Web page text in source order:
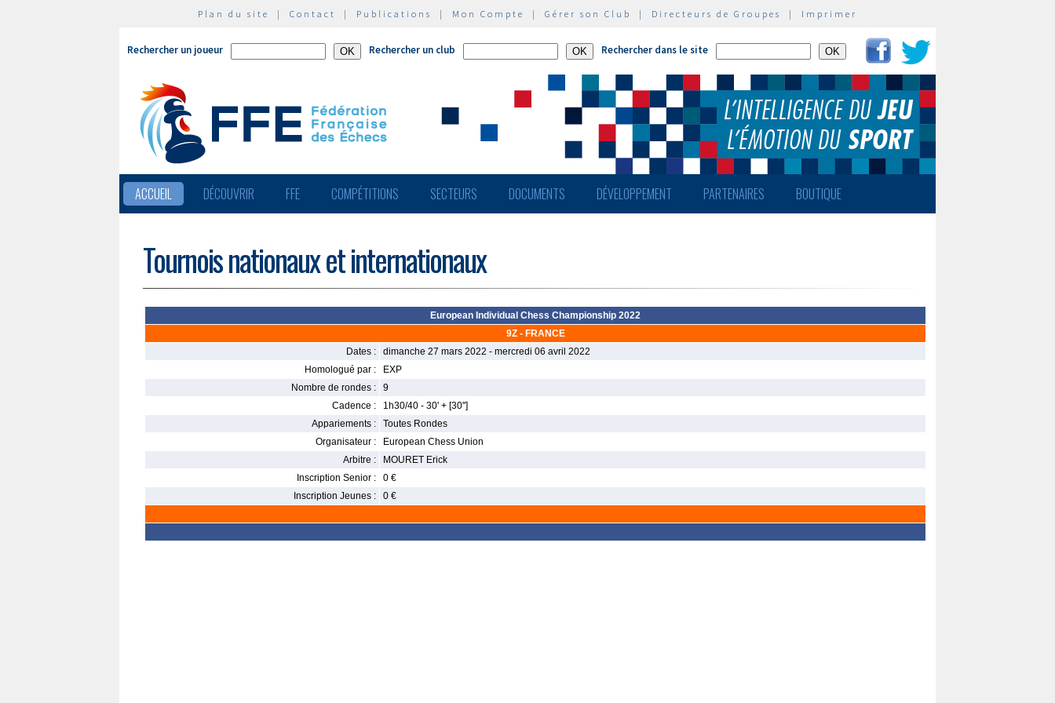
Plan du site | Contact | Publications | Mon Compte | Gérer son Club | Directeurs de Groupes | Imprimer
Rechercher un joueur Rechercher un club Rechercher dans le site
ACCUEIL DÉCOUVRIR FFE COMPÉTITIONS SECTEURS DOCUMENTS DÉVELOPPEMENT PARTENAIRES BOUTIQUE
Tournois nationaux et internationaux
European Individual Chess Championship 2022
9Z - FRANCE
Dates :
dimanche 27 mars 2022 - mercredi 06 avril 2022
Homologué par :
EXP
Nombre de rondes :
9
Cadence :
1h30/40 - 30' + [30'']
Appariements :
Toutes Rondes
Organisateur :
European Chess Union
Arbitre :
MOURET Erick
Inscription Senior :
0 €
Inscription Jeunes :
0 €